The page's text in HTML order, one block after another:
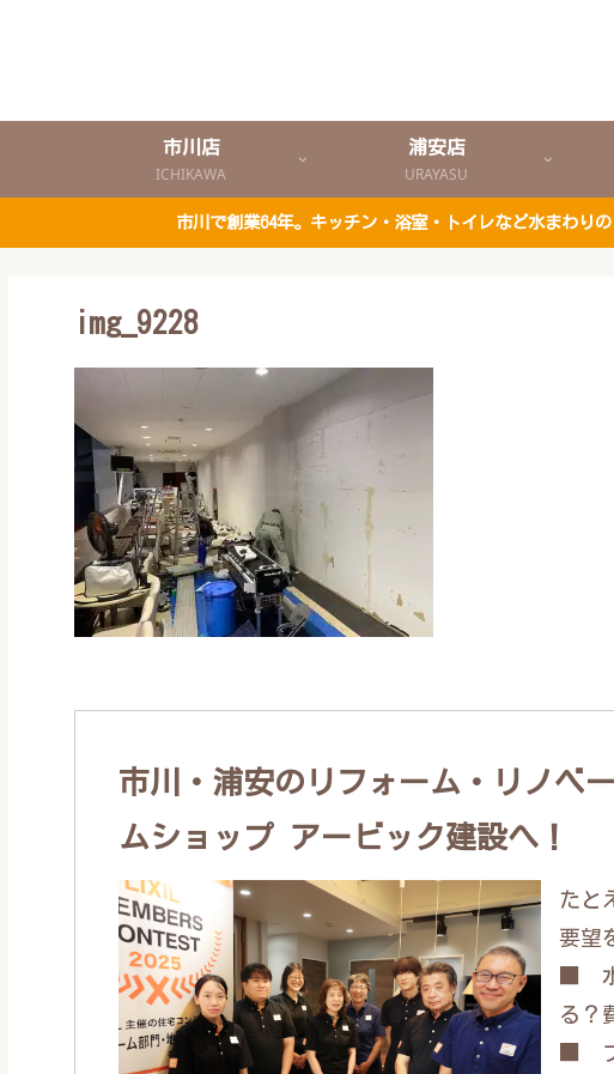
市川店
ICHIKAWA
浦安店
URAYASU
市川で創業64年。キッチン・浴室・トイレなど水まわり
img_9228
市川・浦安のリフォーム・リノベ
ムショップ アービック建設へ！
たと
要望
■
る？
■